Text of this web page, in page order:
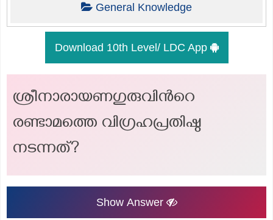
General Knowledge
Download 10th Level/ LDC App
ശ്രീനാരായണഗുരുവിന്‍റെ
രണ്ടാമത്തെ വിഗ്രഹപ്രതിഷ്ഠ
നടന്നത്?
Show Answer